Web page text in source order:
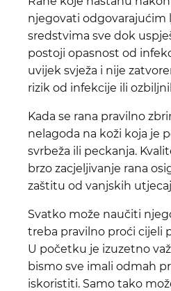
njegovati odgovarajućim
sredstvima sve dok
postoji opasnost od
uvijek svježa i nije
rizik od infekcije ili
Kada se rana pravilno
nelagoda na koži koja je
svrbeža ili peckanja.
brzo zacjeljivanje rana
zaštitu od vanjskih
Svatko može naučiti
treba pravilno proći cijeli
U početku je izuzetno
bismo sve imali odmah
iskoristiti. Samo tako